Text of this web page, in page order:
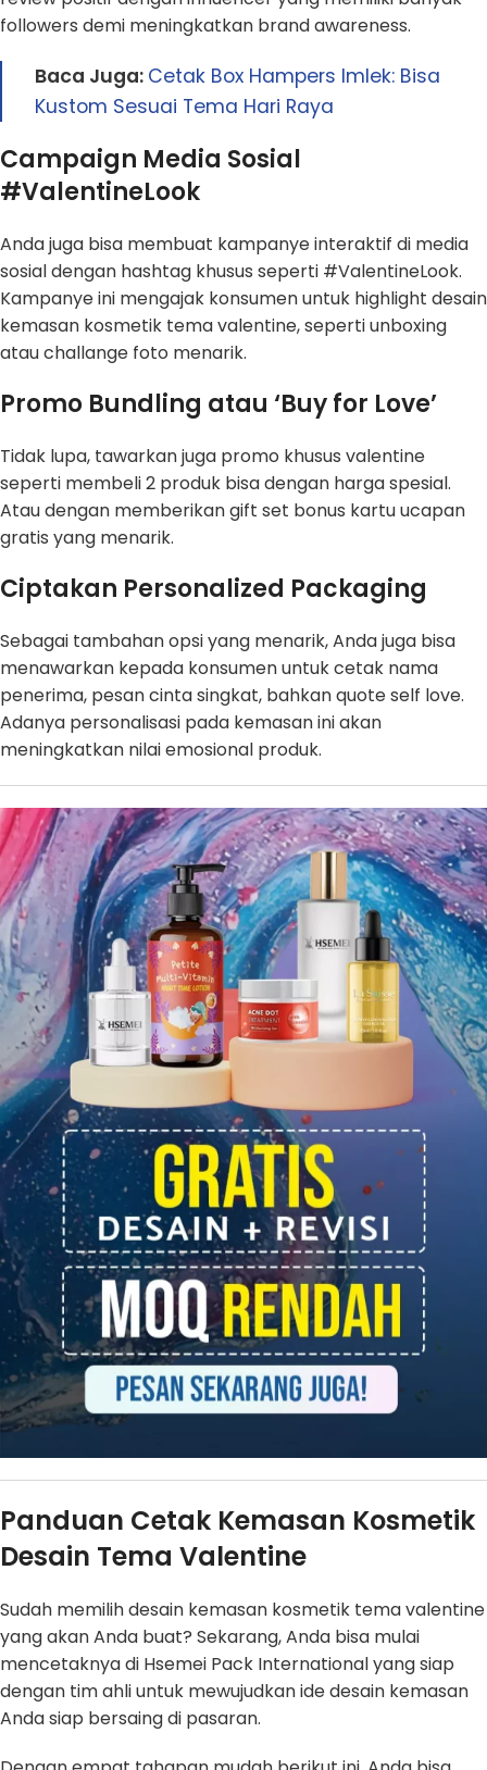
followers demi meningkatkan brand awareness.
Baca Juga: Cetak Box Hampers Imlek: Bisa
Kustom Sesuai Tema Hari Raya
Campaign Media Sosial
#ValentineLook
Anda juga bisa membuat kampanye interaktif di media
sosial dengan hashtag khusus seperti #ValentineLook.
Kampanye ini mengajak konsumen untuk highlight desain
kemasan kosmetik tema valentine, seperti unboxing
atau challange foto menarik.
Promo Bundling atau ‘Buy for Love’
Tidak lupa, tawarkan juga promo khusus valentine
seperti membeli 2 produk bisa dengan harga spesial.
Atau dengan memberikan gift set bonus kartu ucapan
gratis yang menarik.
Ciptakan Personalized Packaging
Sebagai tambahan opsi yang menarik, Anda juga bisa
menawarkan kepada konsumen untuk cetak nama
penerima, pesan cinta singkat, bahkan quote self love.
Adanya personalisasi pada kemasan ini akan
meningkatkan nilai emosional produk.
Panduan Cetak Kemasan Kosmetik
Desain Tema Valentine
Sudah memilih desain kemasan kosmetik tema valentine
yang akan Anda buat? Sekarang, Anda bisa mulai
mencetaknya di Hsemei Pack International yang siap
dengan tim ahli untuk mewujudkan ide desain kemasan
Anda siap bersaing di pasaran.